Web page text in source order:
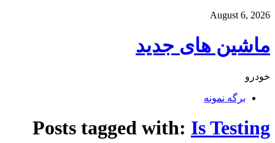
August 6, 2026
ماشین های جدید
خودرو
برگه نمونه
Posts tagged with: Is Testing